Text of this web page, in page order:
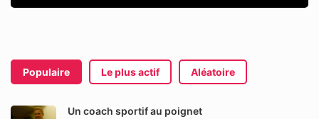
Populaire Le plus actif Aléatoire
Un coach sportif au poignet